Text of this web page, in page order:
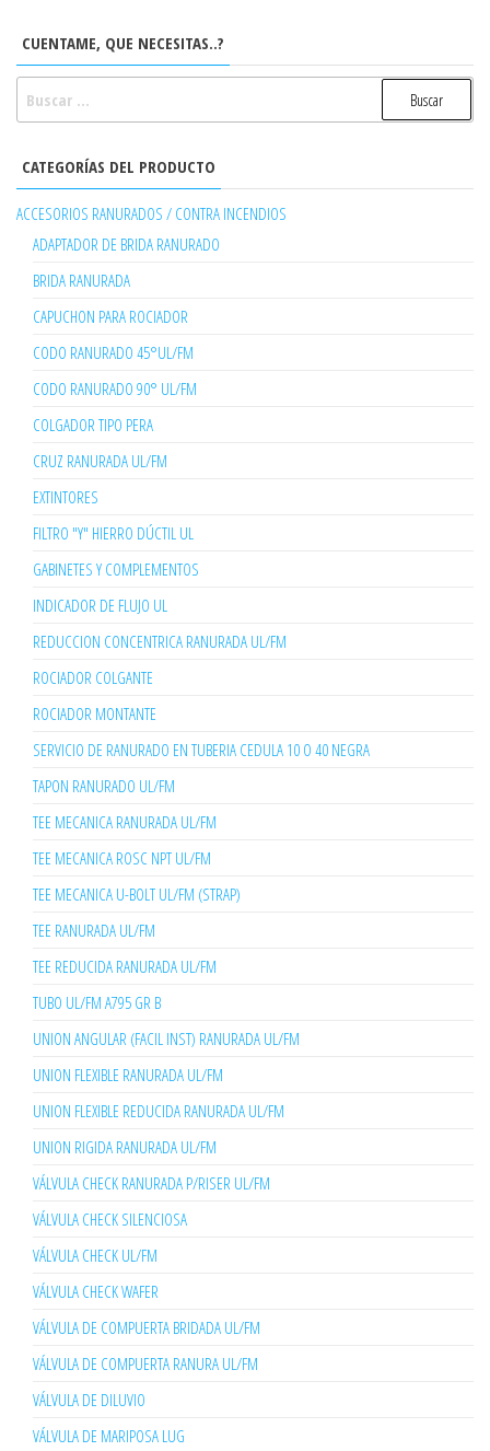
CUENTAME, QUE NECESITAS..?
CATEGORÍAS DEL PRODUCTO
ACCESORIOS RANURADOS / CONTRA INCENDIOS
ADAPTADOR DE BRIDA RANURADO
BRIDA RANURADA
CAPUCHON PARA ROCIADOR
CODO RANURADO 45°UL/FM
CODO RANURADO 90° UL/FM
COLGADOR TIPO PERA
CRUZ RANURADA UL/FM
EXTINTORES
FILTRO "Y" HIERRO DÚCTIL UL
GABINETES Y COMPLEMENTOS
INDICADOR DE FLUJO UL
REDUCCION CONCENTRICA RANURADA UL/FM
ROCIADOR COLGANTE
ROCIADOR MONTANTE
SERVICIO DE RANURADO EN TUBERIA CEDULA 10 O 40 NEGRA
TAPON RANURADO UL/FM
TEE MECANICA RANURADA UL/FM
TEE MECANICA ROSC NPT UL/FM
TEE MECANICA U-BOLT UL/FM (STRAP)
TEE RANURADA UL/FM
TEE REDUCIDA RANURADA UL/FM
TUBO UL/FM A795 GR B
UNION ANGULAR (FACIL INST) RANURADA UL/FM
UNION FLEXIBLE RANURADA UL/FM
UNION FLEXIBLE REDUCIDA RANURADA UL/FM
UNION RIGIDA RANURADA UL/FM
VÁLVULA CHECK RANURADA P/RISER UL/FM
VÁLVULA CHECK SILENCIOSA
VÁLVULA CHECK UL/FM
VÁLVULA CHECK WAFER
VÁLVULA DE COMPUERTA BRIDADA UL/FM
VÁLVULA DE COMPUERTA RANURA UL/FM
VÁLVULA DE DILUVIO
VÁLVULA DE MARIPOSA LUG